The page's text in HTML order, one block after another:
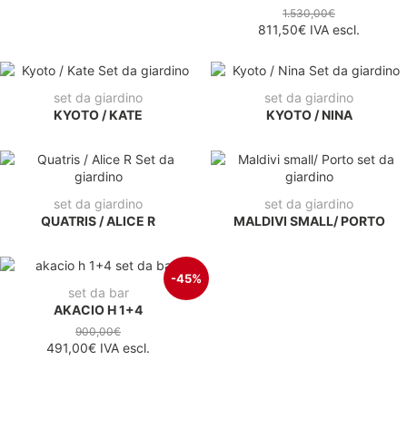
1.530,00€
811,50€ IVA escl.
set da giardino
KYOTO / KATE
set da giardino
KYOTO / NINA
set da giardino
QUATRIS / ALICE R
set da giardino
MALDIVI SMALL/ PORTO
-45%
set da bar
AKACIO H 1+4
900,00€
491,00€ IVA escl.